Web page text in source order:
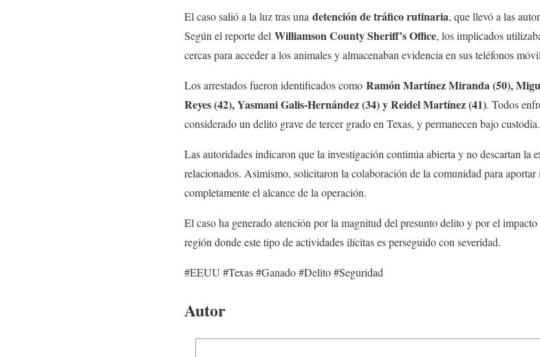
El caso salió a la luz tras una detención de tráfico rutinaria, que llevó a las
Según el reporte del Williamson County Sheriff’s Office, los implicados
cercas para acceder a los animales y almacenaban evidencia en sus teléfonos
Los arrestados fueron identificados como Ramón Martínez Miranda (50),
Reyes (42), Yasmani Galis-Hernández (34) y Reidel Martínez (41). Todos
considerado un delito grave de tercer grado en Texas, y permanecen bajo custodia.
Las autoridades indicaron que la investigación continúa abierta y no descartan la
relacionados. Asimismo, solicitaron la colaboración de la comunidad para
completamente el alcance de la operación.
El caso ha generado atención por la magnitud del presunto delito y por el
región donde este tipo de actividades ilícitas es perseguido con severidad.
#EEUU #Texas #Ganado #Delito #Seguridad
Autor